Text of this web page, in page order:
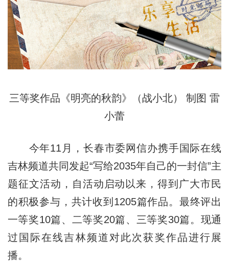
三等奖作品《明亮的秋韵》（战小北） 制图 雷
小蕾
今年11月，长春市委网信办携手国际在线
吉林频道共同发起“写给2035年自己的一封信”主
题征文活动，自活动启动以来，得到广大市民
的积极参与，共计收到1205篇作品。最终评出
一等奖10篇、二等奖20篇、三等奖30篇。现通
过国际在线吉林频道对此次获奖作品进行展
播。